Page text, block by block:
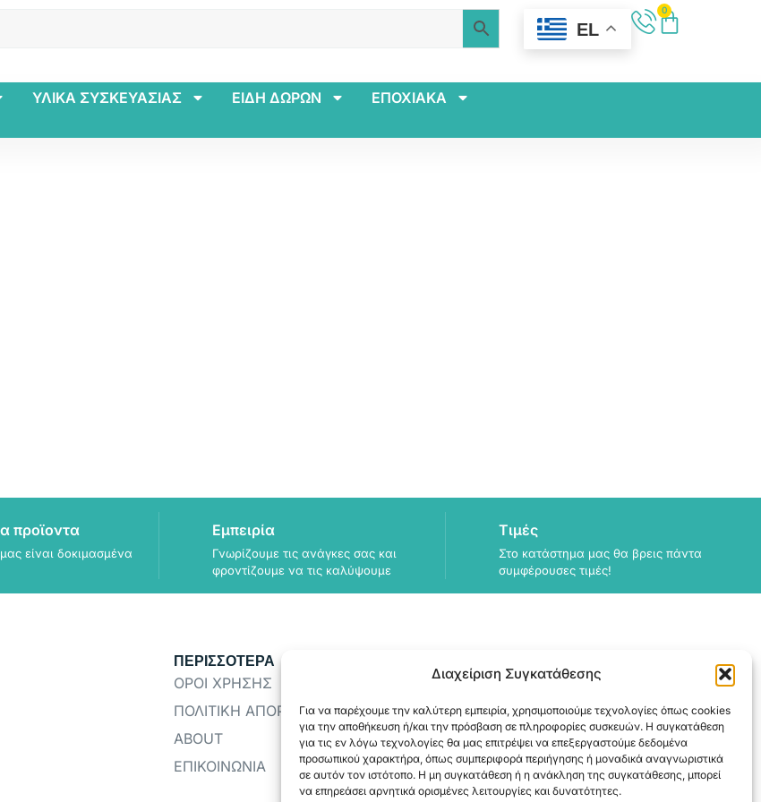
Διαχείριση Συγκατάθεσης
Για να παρέχουμε την καλύτερη εμπειρία, χρησιμοποιούμε τεχνολογίες όπως cookies
για την αποθήκευση ή/και την πρόσβαση σε πληροφορίες συσκευών. Η συγκατάθεση
για τις εν λόγω τεχνολογίες θα μας επιτρέψει να επεξεργαστούμε δεδομένα
προσωπικού χαρακτήρα, όπως συμπεριφορά περιήγησης ή μοναδικά αναγνωριστικά
σε αυτόν τον ιστότοπο. Η μη συγκατάθεση ή η ανάκληση της συγκατάθεσης, μπορεί
να επηρεάσει αρνητικά ορισμένες λειτουργίες και δυνατότητες.
EL
0
ΥΛΙΚΑ ΣΥΣΚΕΥΑΣΙΑΣ ΕΙΔΗ ΔΩΡΩΝ ΕΠΟΧΙΑΚΑ
προϊοντα
είναι δοκιμασμένα
Εμπειρία
Γνωρίζουμε τις ανάγκες σας και
φροντίζουμε να τις καλύψουμε
Τιμές
Στο κατάστημα μας θα βρεις πάντα
συμφέρουσες τιμές!
ΠΕΡΙΣΣΟΤΕΡΑ
ΟΡΟΙ ΧΡΗΣΗΣ
ΠΟΛΙΤΙΚΗ ΑΠΟΡΡΗΤΟΥ
ABOUT
ΕΠΙΚΟΙΝΩΝΙΑ
ΑΠΟΣΤΟΛΗ
ΕΞΟΦΛΗΣΗ